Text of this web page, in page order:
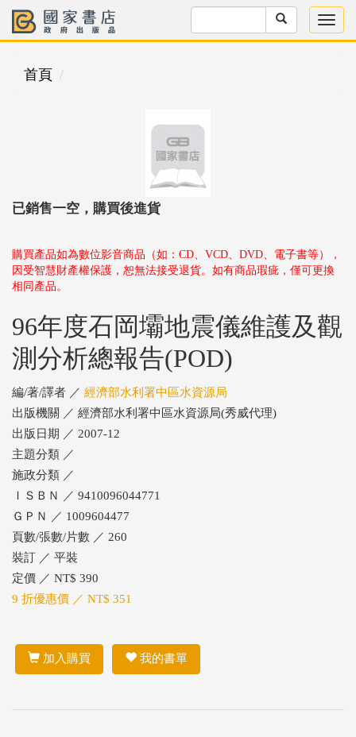
首頁
已銷售一空，購買後進貨
購買產品如為數位影音商品（如：CD、VCD、DVD、電子書等），
因受智慧財產權保護，恕無法接受退貨。如有商品瑕疵，僅可更換
相同產品。
96年度石岡壩地震儀維護及觀
測分析總報告(POD)
編/著/譯者 ／ 經濟部水利署中區水資源局
出版機關 ／ 經濟部水利署中區水資源局(秀威代理)
出版日期 ／ 2007-12
主題分類 ／
施政分類 ／
ＩＳＢＮ ／ 9410096044771
ＧＰＮ ／ 1009604477
頁數/張數/片數 ／ 260
裝訂 ／ 平裝
定價 ／ NT$ 390
9 折優惠價 ／ NT$ 351
加入購買 我的書單